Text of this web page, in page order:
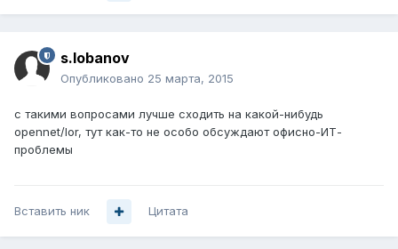
s.lobanov
Опубликовано 25 марта, 2015
с такими вопросами лучше сходить на какой-нибудь
opennet/lor, тут как-то не особо обсуждают офисно-ИТ-
проблемы
Вставить ник Цитата